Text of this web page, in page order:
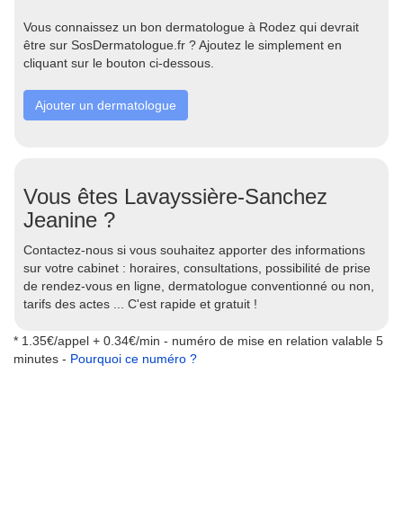
Vous connaissez un bon dermatologue à Rodez qui devrait
être sur SosDermatologue.fr ? Ajoutez le simplement en
cliquant sur le bouton ci-dessous.
Ajouter un dermatologue
Vous êtes Lavayssière-Sanchez
Jeanine ?
Contactez-nous si vous souhaitez apporter des informations
sur votre cabinet : horaires, consultations, possibilité de prise
de rendez-vous en ligne, dermatologue conventionné ou non,
tarifs des actes ... C'est rapide et gratuit !
* 1.35€/appel + 0.34€/min - numéro de mise en relation valable 5
minutes - Pourquoi ce numéro ?